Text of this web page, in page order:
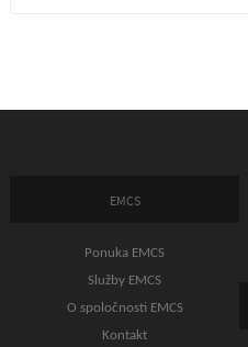
EMCS
Ponuka EMCS
Služby EMCS
O spoločnosti EMCS
Kontakt